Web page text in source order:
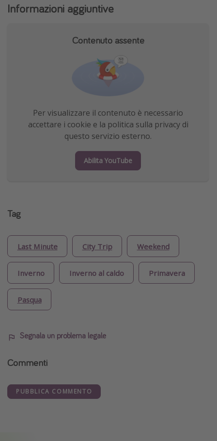
Informazioni aggiuntive
Contenuto assente
Per visualizzare il contenuto è necessario
accettare i cookie e la politica sulla privacy di
questo servizio esterno.
Abilita YouTube
Tag
Last Minute City Trip Weekend
Inverno Inverno al caldo Primavera
Pasqua
Segnala un problema legale
Commenti
PUBBLICA COMMENTO